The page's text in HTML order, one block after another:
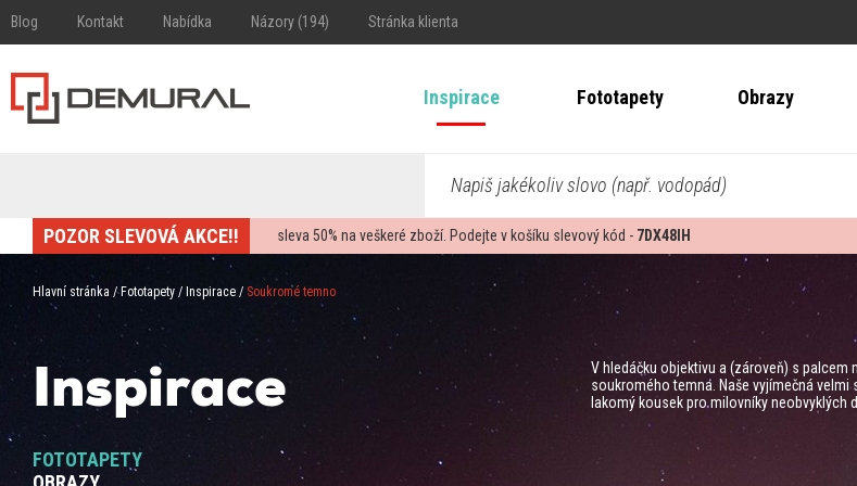
Blog Kontakt Nabídka Názory (194) Stránka klienta
Inspirace Fototapety Obrazy
Napiš jakékoliv slovo (např. vodopád)
POZOR SLEVOVÁ AKCE!! sleva50% na veškeré zboží. Podejte v košíku slevový kód - 7DX48IH
Hlavní stránka / Fototapety / Inspirace / Soukromé temno
Inspirace
FOTOTAPETY
V hledáčku objektivu a (zároveň) s
soukromého temna. Naše vyjímečná
lakomý kousek pro milovníky neobvyklých